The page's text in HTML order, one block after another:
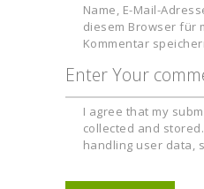
Name, E-Mail-
diesem Browser für
Kommentar
I agree that my
collected and
handling user data,